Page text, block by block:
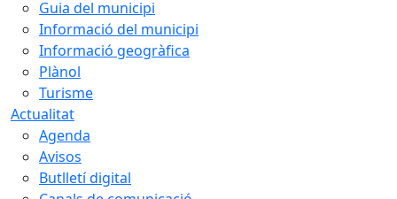
Guia del municipi
Informació del municipi
Informació geogràfica
Plànol
Turisme
Actualitat
Agenda
Avisos
Butlletí digital